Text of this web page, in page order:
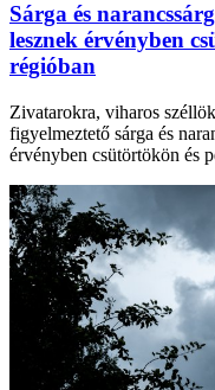
Sárga és
lesznek érvényben
régióban
Zivatarokra, viharos
figyelmeztető sárga és
érvényben csütörtökön és